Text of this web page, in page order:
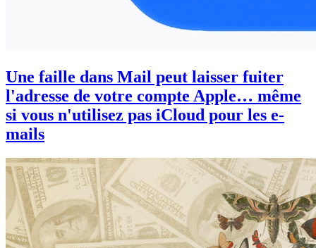
Une faille dans Mail peut laisser fuiter
l'adresse de votre compte Apple… même
si vous n'utilisez pas iCloud pour les e-
mails